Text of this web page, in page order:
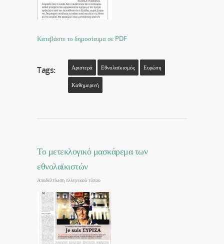
Κατεβάστε το δημοσίευμα σε PDF
Tags: Αριστερά Εθνολαϊκισμός Ευρώπη
Καθημερινή
Το μετεκλογικό μασκάρεμα των
εθνολαϊκιστών
Αποδελτίωση ελληνικού τύπου